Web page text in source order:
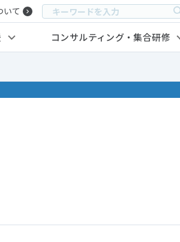
いて
コンサルティング・集合研修